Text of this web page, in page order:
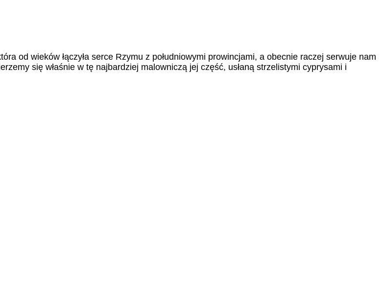
od wieków łączyła serce Rzymu z południowymi prowincjami, a obecnie raczej serwuje nam
się właśnie w tę najbardziej malowniczą jej część, usłaną strzelistymi cyprysami i